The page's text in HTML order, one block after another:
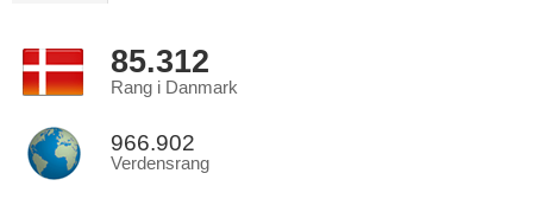
85.312
Rang i Danmark
966.902
Verdensrang